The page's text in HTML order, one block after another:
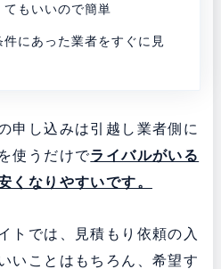
てもいいので簡単
にあった業者をすぐに見
申し込みは引越し業者側に
使うだけでライバルがいる
くなりやすいです。
トでは、見積もり依頼の入
いことはもちろん、希望す